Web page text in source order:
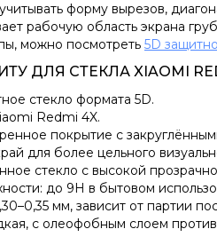
форму вырезов,
рабочую область экрана
можно посмотреть 5D
ДЛЯ СТЕКЛА XIAOMI
стекло формата 5D.
Redmi 4X.
покрытие с
для более цельного
стекло с высокой
до 9H в бытовом
мм, зависит от партии
с олеофобным слоем